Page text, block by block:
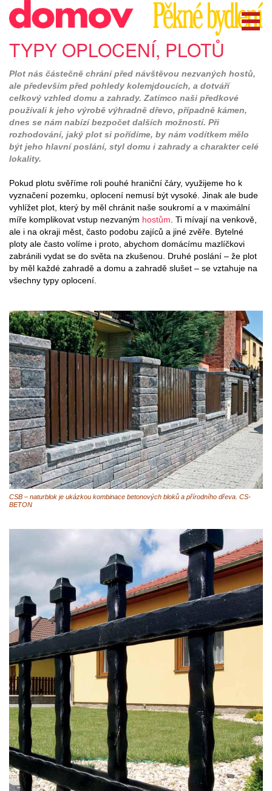
TYPY OPLOCENÍ, PLOTŮ
Plot nás částečně chrání před návštěvou nezvaných hostů,
ale především před pohledy kolemjdoucích, a dotváří
celkový vzhled domu a zahrady. Zatímco naši předkové
používali k jeho výrobě výhradně dřevo, případně kámen,
dnes se nám nabízí bezpočet dalších možností. Při
rozhodování, jaký plot si pořídíme, by nám vodítkem mělo
být jeho hlavní poslání, styl domu i zahrady a charakter celé
lokality.
Pokud plotu svěříme roli pouhé hraniční čáry, využijeme ho k
vyznačení pozemku, oplocení nemusí být vysoké. Jinak ale bude
vyhlížet plot, který by měl chránit naše soukromí a v maximální
míře komplikovat vstup nezvaným hostům . Ti mívají na venkově,
ale i na okraji měst, často podobu zajíců a jiné zvěře. Bytelné
ploty ale často volíme i proto, abychom domácímu mazlíčkovi
zabránili vydat se do světa na zkušenou. Druhé poslání – že plot
by měl každé zahradě a domu a zahradě slušet – se vztahuje na
všechny typy oplocení.
CSB – naturblok je ukázkou kombinace betonových bloků a přírodního dřeva. CS-
BETON